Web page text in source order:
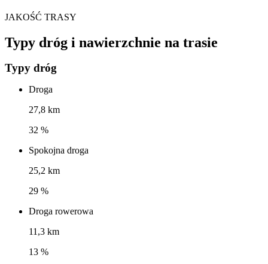
JAKOŚĆ TRASY
Typy dróg i nawierzchnie na trasie
Typy dróg
Droga
27,8 km
32 %
Spokojna droga
25,2 km
29 %
Droga rowerowa
11,3 km
13 %